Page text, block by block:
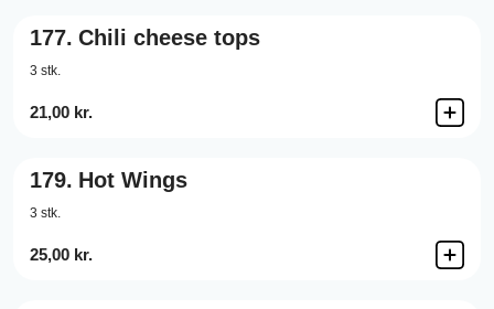
177. Chili cheese tops
3 stk.
21,00 kr.
179. Hot Wings
3 stk.
25,00 kr.